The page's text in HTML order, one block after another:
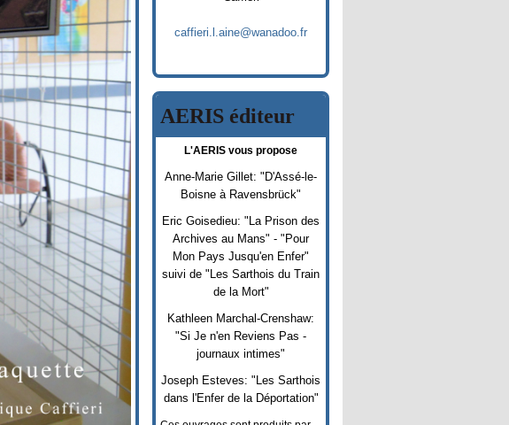
caffieri.l.aine@wanadoo.fr
AERIS éditeur
L'AERIS vous propose
Anne-Marie Gillet: "D'Assé-le-
Boisne à Ravensbrück"
Eric Goisedieu: "La Prison des
Archives au Mans" - "Pour
Mon Pays Jusqu'en Enfer"
suivi de "Les Sarthois du Train
de la Mort"
Kathleen Marchal-Crenshaw:
"Si Je n'en Reviens Pas -
journaux intimes"
Joseph Esteves: "Les Sarthois
dans l'Enfer de la Déportation"